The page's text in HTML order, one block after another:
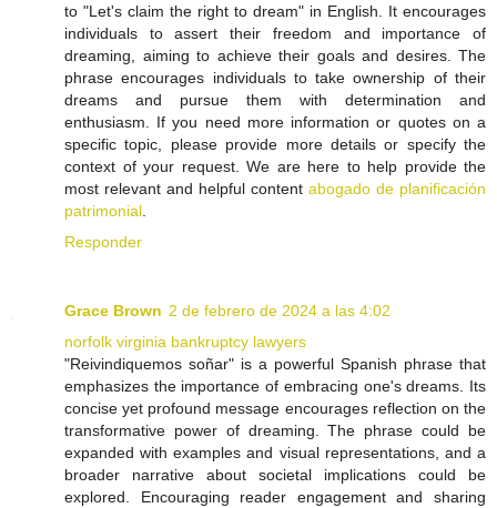
to "Let's claim the right to dream" in English. It encourages
individuals to assert their freedom and importance of
dreaming, aiming to achieve their goals and desires. The
phrase encourages individuals to take ownership of their
dreams and pursue them with determination and
enthusiasm. If you need more information or quotes on a
specific topic, please provide more details or specify the
context of your request. We are here to help provide the
most relevant and helpful content abogado de planificación
patrimonial
Responder
Grace Brown 2 de febrero de 2024 a las 4:02
norfolk virginia bankruptcy lawyers
"Reivindiquemos soñar" is a powerful Spanish phrase that
emphasizes the importance of embracing one's dreams. Its
concise yet profound message encourages reflection on the
transformative power of dreaming. The phrase could be
expanded with examples and visual representations, and a
broader narrative about societal implications could be
explored. Encouraging reader engagement and sharing